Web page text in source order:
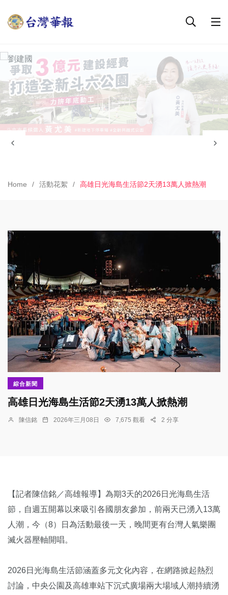
Home 活動花絮 高雄日光海島生活節2天湧13萬人掀熱潮
綜合新聞
高雄日光海島生活節2天湧13萬人掀熱潮
陳信銘 2026年三月08日 7,675 觀看 2 分享
【記者陳信銘／高雄報導】為期3天的2026日光海島生活
節，自週五開幕以來吸引各國朋友參加，前兩天已湧入13萬
人潮，今（8）日為活動最後一天，晚間更有台灣人氣樂團
滅火器壓軸開唱。
2026日光海島生活節涵蓋多元文化內容，在網路掀起熱烈
討論，中央公園及高雄車站下沉式廣場兩大場域人潮持續湧